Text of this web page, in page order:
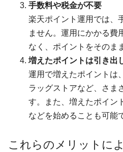
手数料や税金が不要
楽天ポイント運用では、
ません。運用にかかる費
なく、ポイントをそのま
増えたポイントは引き出
運用で増えたポイントは
ラッグストアなど、さま
す。また、増えたポイン
などを始めることも可能
これらのメリットに